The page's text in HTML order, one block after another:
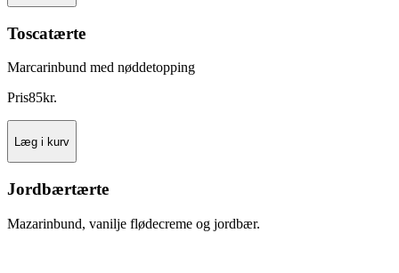
Toscatærte
Marcarinbund med nøddetopping
Pris85kr.
Læg i kurv
Jordbærtærte
Mazarinbund, vanilje flødecreme og jordbær.